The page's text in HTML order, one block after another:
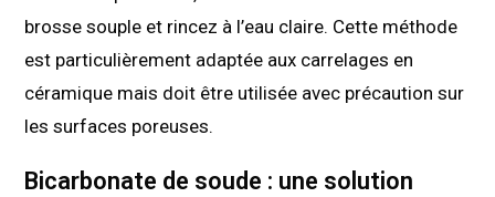
brosse souple et rincez à l’eau claire. Cette méthode
est particulièrement adaptée aux carrelages en
céramique mais doit être utilisée avec précaution sur
les surfaces poreuses.
Bicarbonate de soude : une solution